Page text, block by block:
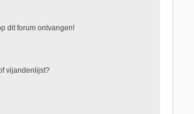
dit forum ontvangen!
vijandenlijst?